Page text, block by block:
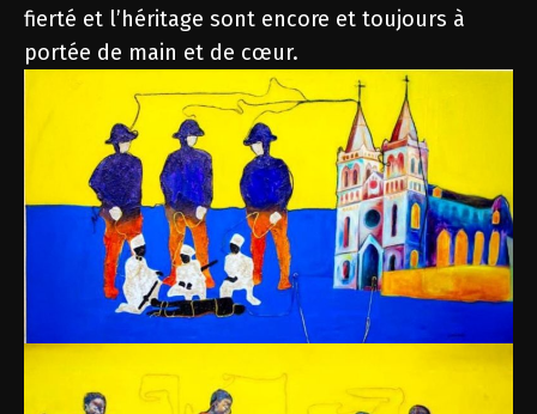
fierté et l’héritage sont encore et toujours à
portée de main et de cœur.